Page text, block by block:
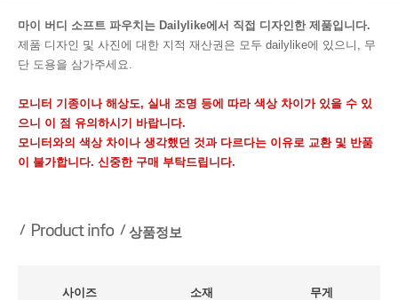
마이 버디 소프트 파우치는 Dailylike에서 직접 디자인한 제품입니다.
제품 디자인 및 사진에 대한 지적 재산권은 모두 dailylike에 있으니, 무
단 도용을 삼가주세요.
모니터 기종이나 해상도, 실내 조명 등에 따라 색상 차이가 있을 수 있
으니 이 점 유의하시기 바랍니다.
모니터와의 색상 차이나 생각했던 것과 다르다는 이유로 교환 및 반품
이 불가합니다. 신중한 구매 부탁드립니다.
상품정보
사이즈 소재 무게